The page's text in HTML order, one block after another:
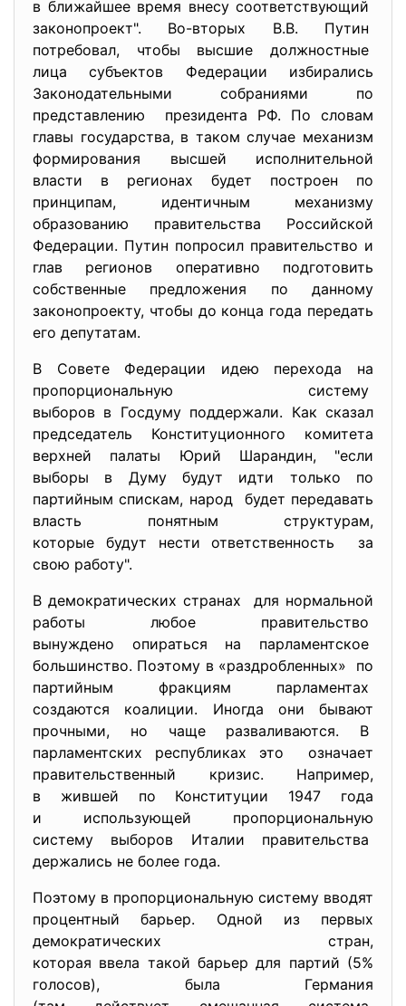
в ближайшее время внесу соответствующий
законопроект". Во-вторых В.В. Путин
потребовал, чтобы высшие должностные
лица субъектов Федерации избирались
Законодательными собраниями по
представлению президента РФ. По словам
главы государства, в таком случае механизм
формирования высшей исполнительной
власти в регионах будет построен по
принципам, идентичным механизму
образованию правительства Российской
Федерации. Путин попросил правительство и
глав регионов оперативно подготовить
собственные предложения по данному
законопроекту, чтобы до конца года передать
его депутатам.
В Совете Федерации идею перехода на
пропорциональную систему
выборов в Госдуму поддержали. Как сказал
председатель Конституционного комитета
верхней палаты Юрий Шарандин, "если
выборы в Думу будут идти только по
партийным спискам, народ будет передавать
власть понятным структурам,
которые будут нестиответственность за
свою работу".
В демократических странах для нормальной
работы любое правительство
вынуждено опираться на парламентское
большинство. Поэтому в «раздробленных» по
партийным фракциям парламентах
создаются коалиции. Иногда они бывают
прочными, но чаще разваливаются. В
парламентских республиках это означает
правительственный кризис. Например,
в жившей по Конституции 1947 года
и использующей пропорциональную
систему выборов Италии правительства
держались не более года.
Поэтому в пропорциональную систему вводят
процентный барьер. Одной из первых
демократических стран,
которая ввела такой барьер для партий (5%
голосов), была Германия